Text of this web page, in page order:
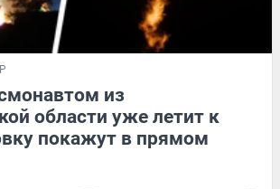
из
области уже летит к
покажут в прямом